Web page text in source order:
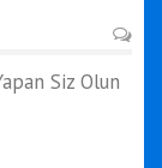
Siz Olun